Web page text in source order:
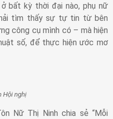
bất kỳ thời đại nào, phụ nữ
tìm thấy sự tự tin từ bên
công cụ mình có – mà hiện
số, để thực hiện ước mơ
Hội nghị
Nữ Thị Ninh chia sẻ “Mỗi